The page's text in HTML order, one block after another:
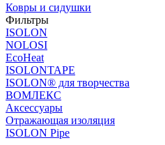
Ковры и сидушки
Фильтры
ISOLON
NOLOSI
EcoHeat
ISOLONTAPE
ISOLON® для творчества
ВОМЛЕКС
Аксессуары
Отражающая изоляция
ISOLON Pipe